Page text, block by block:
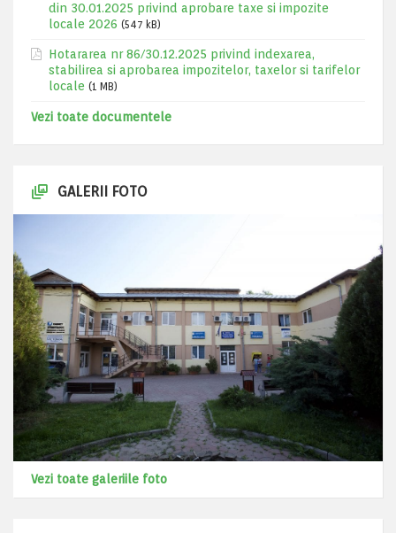
din 30.01.2025 privind aprobare taxe si impozite
locale 2026 (547 kB)
Hotararea nr 86/30.12.2025 privind indexarea,
stabilirea si aprobarea impozitelor, taxelor si tarifelor
locale (1 MB)
Vezi toate documentele
GALERII FOTO
Vezi toate galeriile foto